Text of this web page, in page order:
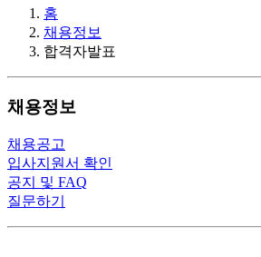
홈
채용정보
합격자발표
채용정보
채용공고
입사지원서 확인
공지 및 FAQ
질문하기